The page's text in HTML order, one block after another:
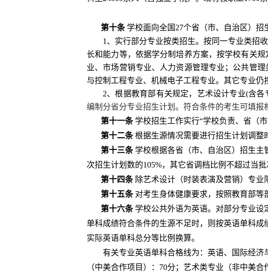
第十条 学校面向全国 27个省（市、自治区）招
1 、实行部分专业按类招生。按同一专业类招
长和能力等，依据学分制培养方案，按学校有关
业、市场营销专业、人力资源管理专业；公共管
与控制工程专业、机械电子工程专业。其它专业仍
2、根据教育部有关规定，艺术设计专业(含各
编制分省分专业招生计划。符合条件的考生可填报
第十一条 学校招生工作实行“学校负责、 省（
第十二条 根据生源情况需要进行招生计划调整
第十三条 学校根据各省（市、自治区）招生主
次招生计划数的105%，其它省调档比例不超过当批
第十四条 除艺术设计（时装表演及营销）专业
第十五条 对考生身体健康要求，按照教育部等
第十六条 学校公共外语为英语。对部分专业设
单科成绩符合条件的生源不足时，则按英语单科成
实际英语单科总分等比例换算。
有关专业英语单科合格线为：英语、国际经济
（中美合作项目）： 70分；艺术类专业（非中美合